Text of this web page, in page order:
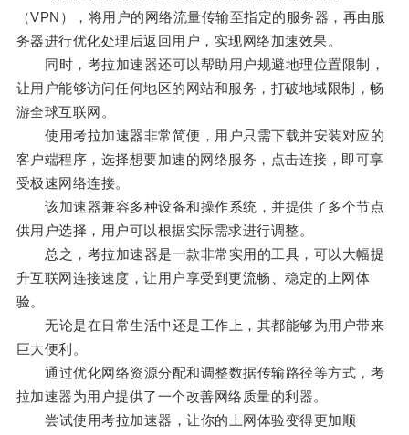
（VPN），将用户的网络流量传输至指定的服务器，再由服
务器进行优化处理后返回用户，实现网络加速效果。
同时，考拉加速器还可以帮助用户规避地理位置限制，
让用户能够访问任何地区的网站和服务，打破地域限制，畅
游全球互联网。
使用考拉加速器非常简便，用户只需下载并安装对应的
客户端程序，选择想要加速的网络服务，点击连接，即可享
受极速网络连接。
该加速器兼容多种设备和操作系统，并提供了多个节点
供用户选择，用户可以根据实际需求进行调整。
总之，考拉加速器是一款非常实用的工具，可以大幅提
升互联网连接速度，让用户享受到更流畅、稳定的上网体
验。
无论是在日常生活中还是工作上，其都能够为用户带来
巨大便利。
通过优化网络资源分配和调整数据传输路径等方式，考
拉加速器为用户提供了一个改善网络质量的利器。
尝试使用考拉加速器，让你的上网体验变得更加顺